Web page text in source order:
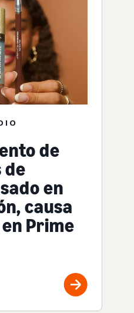
de
de
en
causa
Prime